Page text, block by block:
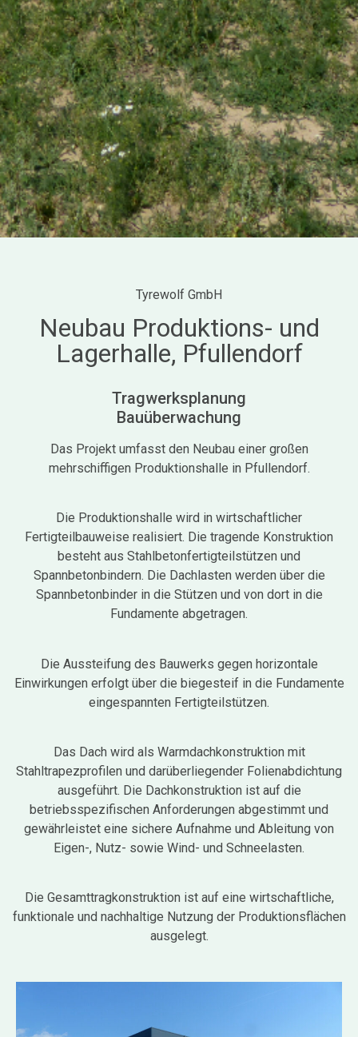
Tyrewolf GmbH
Neubau Produktions- und
Lagerhalle, Pfullendorf
Tragwerksplanung
Bauüberwachung
Das Projekt umfasst den Neubau einer großen
mehrschiffigen Produktionshalle in Pfullendorf.
Die Produktionshalle wird in wirtschaftlicher
Fertigteilbauweise realisiert. Die tragende Konstruktion
besteht aus Stahlbetonfertigteilstützen und
Spannbetonbindern. Die Dachlasten werden über die
Spannbetonbinder in die Stützen und von dort in die
Fundamente abgetragen.
Die Aussteifung des Bauwerks gegen horizontale
Einwirkungen erfolgt über die biegesteif in die Fundamente
eingespannten Fertigteilstützen.
Das Dach wird als Warmdachkonstruktion mit
Stahltrapezprofilen und darüberliegender Folienabdichtung
ausgeführt. Die Dachkonstruktion ist auf die
betriebsspezifischen Anforderungen abgestimmt und
gewährleistet eine sichere Aufnahme und Ableitung von
Eigen-, Nutz- sowie Wind- und Schneelasten.
Die Gesamttragkonstruktion ist auf eine wirtschaftliche,
funktionale und nachhaltige Nutzung der Produktionsflächen
ausgelegt.